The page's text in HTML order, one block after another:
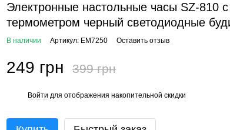
Электронные настольные часы SZ-810
термометром черный светодиодные
В наличии Артикул: EM7250 Оставить отзыв
249 грн 399 грн
Войти для отображения накопительной скидки